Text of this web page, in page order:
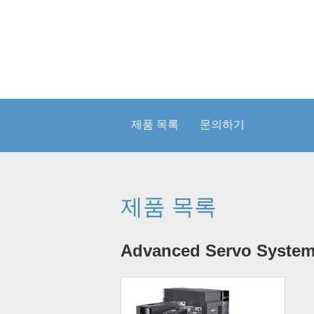
제품 목록 문의하기
제품 목록
Advanced Servo